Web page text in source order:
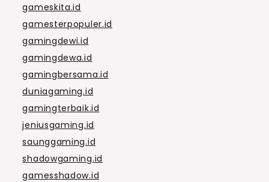
gameskita.id
gamesterpopuler.id
gamingdewi.id
gamingdewa.id
gamingbersama.id
duniagaming.id
gamingterbaik.id
jeniusgaming.id
saunggaming.id
shadowgaming.id
gamesshadow.id